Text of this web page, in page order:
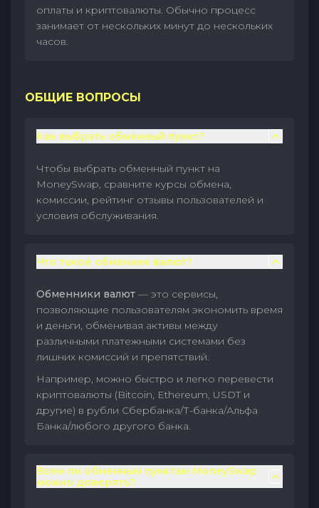
оплаты и криптовалюты. Обычно процесс
занимает от нескольких минут до нескольких
часов.
ОБЩИЕ ВОПРОСЫ
Как выбрать обменный пункт?
Чтобы выбрать обменный пункт на
MoneySwap, сравните курсы обмена,
комиссии, рейтинг отзывы пользователей и
условия обслуживания.
Что такое обменник валют?
Обменники валют — это сервисы,
позволяющие пользователям экономить время
и деньги, обменивая активы между
различными платежными системами без
лишних комиссий и препятствий.
Например, можно быстро и легко перевести
криптовалюты (Bitcoin, Ethereum, USDT и
другие) в рубли Сбербанка/Т-банка/Альфа
Банка/любого другого банка.
Всем ли обменным пунктам MoneySwap
можно доверять?